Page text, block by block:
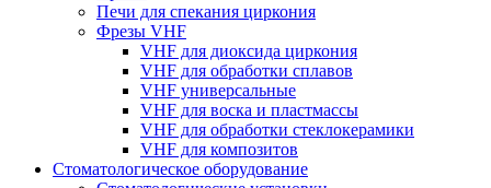
Печи для спекания циркония
Фрезы VHF
VHF для диоксида циркония
VHF для обработки сплавов
VHF универсальные
VHF для воска и пластмассы
VHF для обработки стеклокерамики
VHF для композитов
Стоматологическое оборудование